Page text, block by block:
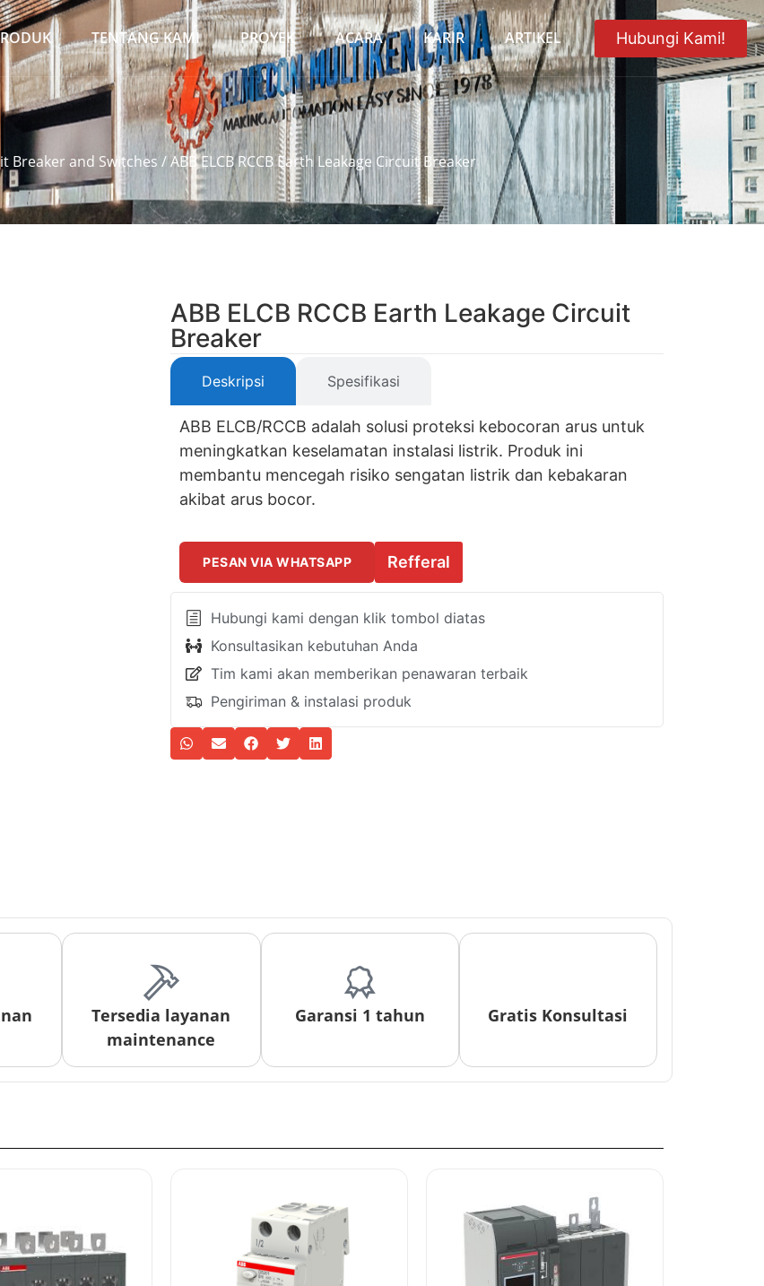
TENTANG KAMI PROYEK ACARA KARIR ARTIKEL Hubungi Kami!
Breaker and Switches / ABB ELCB RCCB Earth Leakage Circuit Breaker
ABB ELCB RCCB Earth Leakage Circuit
Breaker
Deskripsi Spesifikasi
ABB ELCB/RCCB adalah solusi proteksi kebocoran arus untuk
meningkatkan keselamatan instalasi listrik. Produk ini
membantu mencegah risiko sengatan listrik dan kebakaran
akibat arus bocor.
PESAN VIA WHATSAPP Refferal
Hubungi kami dengan klik tombol diatas
Konsultasikan kebutuhan Anda
Tim kami akan memberikan penawaran terbaik
Pengiriman & instalasi produk
Tersedia layanan
maintenance
Garansi 1 tahun Gratis Konsultasi